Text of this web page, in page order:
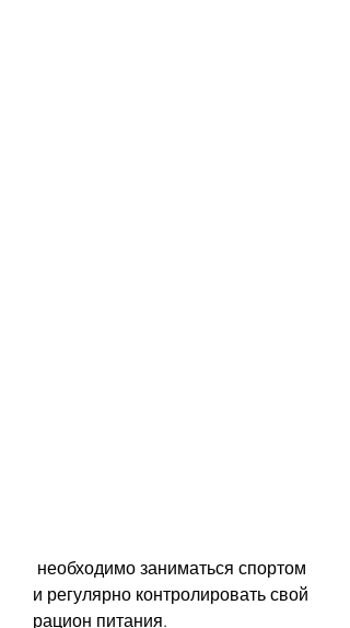
и регулярно контролировать свой
рацион питания.